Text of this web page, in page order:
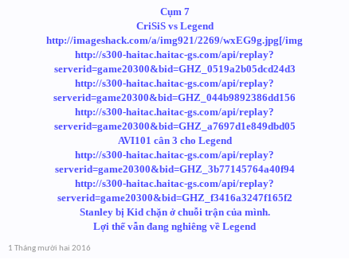
Cụm 7
CriSiS vs Legend
http://imageshack.com/a/img921/2269/wxEG9g.jpg[/img
http://s300-haitac.haitac-gs.com/api/replay?
serverid=game20300&bid=GHZ_0519a2b05dcd24d3
http://s300-haitac.haitac-gs.com/api/replay?
serverid=game20300&bid=GHZ_044b9892386dd156
http://s300-haitac.haitac-gs.com/api/replay?
serverid=game20300&bid=GHZ_a7697d1e849dbd05
AVI101 cân 3 cho Legend
http://s300-haitac.haitac-gs.com/api/replay?
serverid=game20300&bid=GHZ_3b77145764a40f94
http://s300-haitac.haitac-gs.com/api/replay?
serverid=game20300&bid=GHZ_f3416a3247f165f2
Stanley bị Kid chặn ở chuỗi trận của mình.
Lợi thế vẫn đang nghiêng về Legend
1 Tháng mười hai 2016